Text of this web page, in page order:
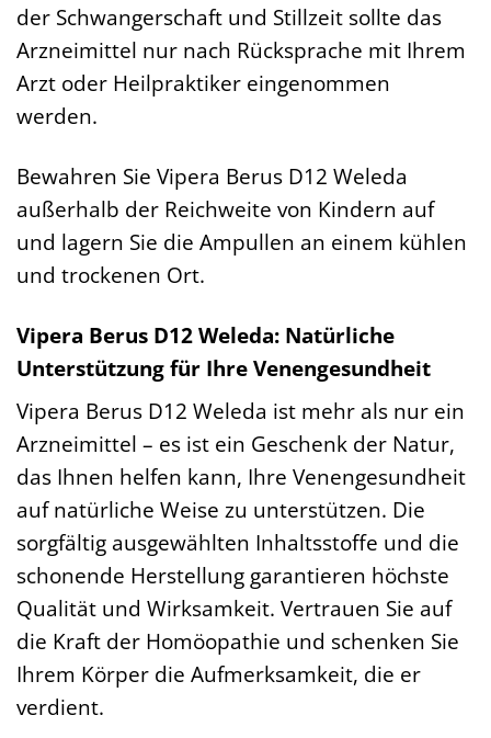
der Schwangerschaft und Stillzeit sollte das
Arzneimittel nur nach Rücksprache mit Ihrem
Arzt oder Heilpraktiker eingenommen
werden.
Bewahren Sie Vipera Berus D12 Weleda
außerhalb der Reichweite von Kindern auf
und lagern Sie die Ampullen an einem kühlen
und trockenen Ort.
Vipera Berus D12 Weleda: Natürliche
Unterstützung für Ihre Venengesundheit
Vipera Berus D12 Weleda ist mehr als nur ein
Arzneimittel – es ist ein Geschenk der Natur,
das Ihnen helfen kann, Ihre Venengesundheit
auf natürliche Weise zu unterstützen. Die
sorgfältig ausgewählten Inhaltsstoffe und die
schonende Herstellung garantieren höchste
Qualität und Wirksamkeit. Vertrauen Sie auf
die Kraft der Homöopathie und schenken Sie
Ihrem Körper die Aufmerksamkeit, die er
verdient.